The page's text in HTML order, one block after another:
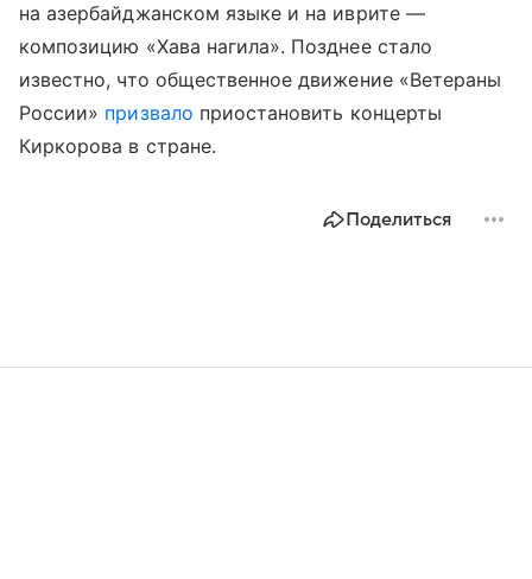
на азербайджанском языке и на иврите —
композицию «Хава нагила». Позднее стало
известно, что общественное движение «Ветераны
России» призвало приостановить концерты
Киркорова в стране.
Поделиться